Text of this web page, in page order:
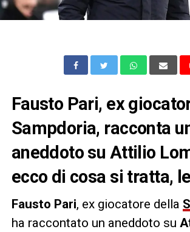
Fausto Pari, ex
Sampdoria, racconta
aneddoto su Attilio
ecco di cosa si tratta,
Fausto Pari, ex giocatore della
ha raccontato un aneddoto su